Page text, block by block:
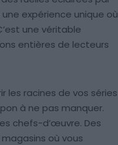
expérience unique où
une véritable
entières de lecteurs
les racines de vos séries
à ne pas manquer.
chefs-d’œuvre. Des
où vous